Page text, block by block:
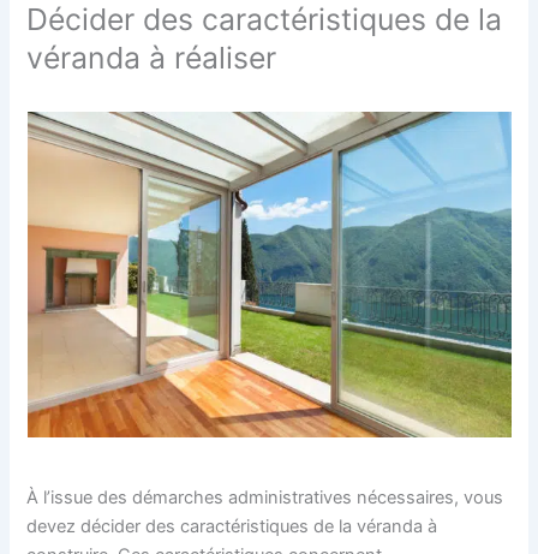
Décider des caractéristiques de la
véranda à réaliser
À l’issue des démarches administratives nécessaires, vous
devez décider des caractéristiques de la véranda à